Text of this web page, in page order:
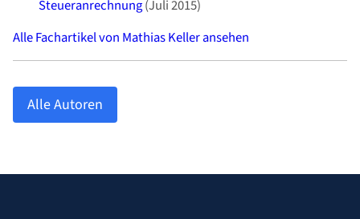
Steueranrechnung(Juli 2015)
Alle Fachartikel von Mathias Keller ansehen
Alle Autoren